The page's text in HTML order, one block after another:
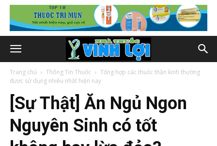
Trang chủ Thông Tin Thuốc
Tổng hợp các thuốc thần kinh thường
được sử dụng nhiều nhất hiện nay
[Sự Thật] Ăn Ngủ Ngon
Nguyên Sinh có tốt